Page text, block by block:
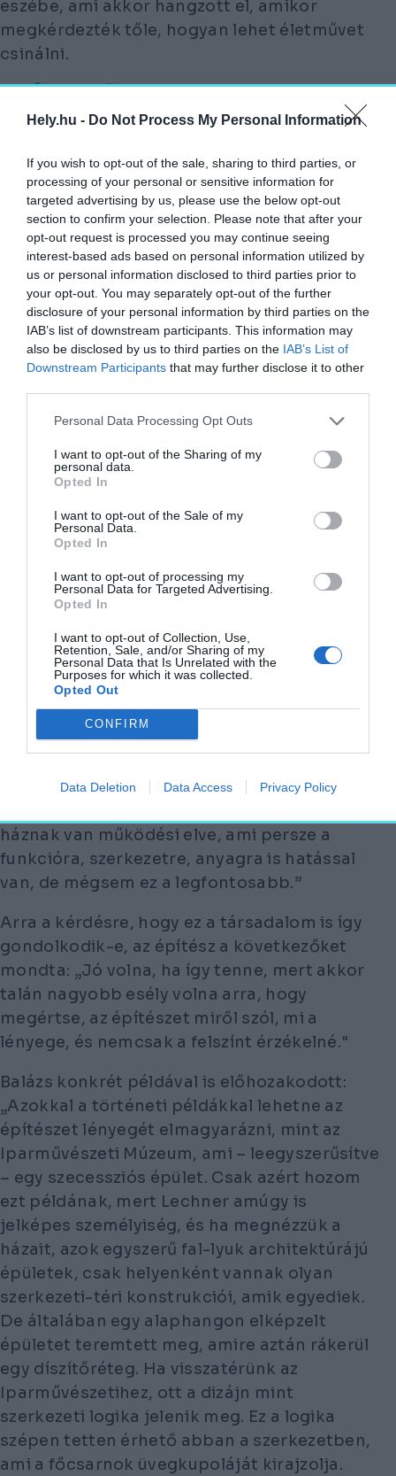
Hely.hu - Do Not Process My Personal Information
If you wish to opt-out of the sale, sharing to third parties, or
processing of your personal or sensitive information for
targeted advertising by us, please use the below opt-out
section to confirm your selection. Please note that after your
opt-out request is processed you may continue seeing
interest-based ads based on personal information utilized by
us or personal information disclosed to third parties prior to
your opt-out. You may separately opt-out of the further
disclosure of your personal information by third parties on the
IAB’s list of downstream participants. This information may
also be disclosed by us to third parties on the IAB’s List of
Downstream Participants that may further disclose it to other
Personal Data Processing Opt Outs
I want to opt-out of the Sharing of my
personal data.
Opted In
I want to opt-out of the Sale of my
Personal Data.
Opted In
I want to opt-out of processing my
Personal Data for Targeted Advertising.
Opted In
I want to opt-out of Collection, Use,
Retention, Sale, and/or Sharing of my
Personal Data that Is Unrelated with the
Purposes for which it was collected.
Opted Out
CONFIRM
Data Deletion Data Access Privacy Policy
eszébe, ami akkor hangzott el, amikor
megkérdezték tőle, hogyan lehet életművet
csinálni.
HANEM AZ LESZ.”
„Építészet is lesz. Nagyon sok ember közös
munkája után egyszer csak születik valami, és
ezt nevezzük építészetnek, függetlenül attól,
hogy annak esztétikai-funkcionális értékei
nagyok-e. Nyilván itt aztán elég sok elágazás
van, mert rengeteg fajta építészet van” –
magyarázta Balázs.
Lánszki Regő erre reflektálva a különböző
építészeti irányvonalak és stílusirányzatok
közötti vitákról, azok hasznáról kérdezte az
építészt.
Az építészet lényege
„Visszaugrok a legelejére. Az építészetet nem
az építészek csináljak. Az félreértés, hogy ők
művelik az építészetet, az ugyanis mindig egy
jelentheti a családot, a várost vagy az egész
társadalmat. A városról vagy építészetről
alkotott belső kép pedig valójában fontos
tükre a társadalmi gondolkodásmódnak. De
amit a stílusokról kérdeztél, számomra
egyszerű:
háznak van működési elve, ami persze a
funkcióra, szerkezetre, anyagra is hatással
van, de mégsem ez a legfontosabb.”
Arra a kérdésre, hogy ez a társadalom is így
gondolkodik-e, az építész a következőket
mondta: „Jó volna, ha így tenne, mert akkor
talán nagyobb esély volna arra, hogy
megértse, az építészet miről szól, mi a
lényege, és nemcsak a felszínt érzékelné."
Balázs konkrét példával is előhozakodott:
„Azokkal a történeti példákkal lehetne az
építészet lényegét elmagyarázni, mint az
Iparművészeti Múzeum, ami – leegyszerűsítve
– egy szecessziós épület. Csak azért hozom
ezt példának, mert Lechner amúgy is
jelképes személyiség, és ha megnézzük a
házait, azok egyszerű fal-lyuk architektúrájú
épületek, csak helyenként vannak olyan
szerkezeti-téri konstrukciói, amik egyediek.
De általában egy alaphangon elképzelt
épületet teremtett meg, amire aztán rákerül
egy díszítőréteg. Ha visszatérünk az
Iparművészetihez, ott a dizájn mint
szerkezeti logika jelenik meg. Ez a logika
szépen tetten érhető abban a szerkezetben,
ami a főcsarnok üvegkupoláját kirajzolja.